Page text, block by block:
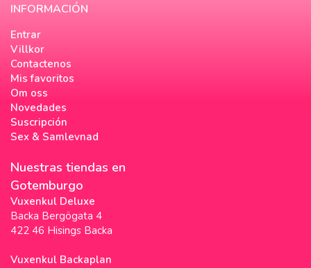
INFORMACIÓN
Entrar
Villkor
Contactenos
Mis favoritos
Om oss
Novedades
Suscripción
Sex & Samlevnad
Nuestras tiendas en
Gotemburgo
Vuxenkul Deluxe
Backa Bergögata 4
422 46 Hisings Backa
Vuxenkul Backaplan